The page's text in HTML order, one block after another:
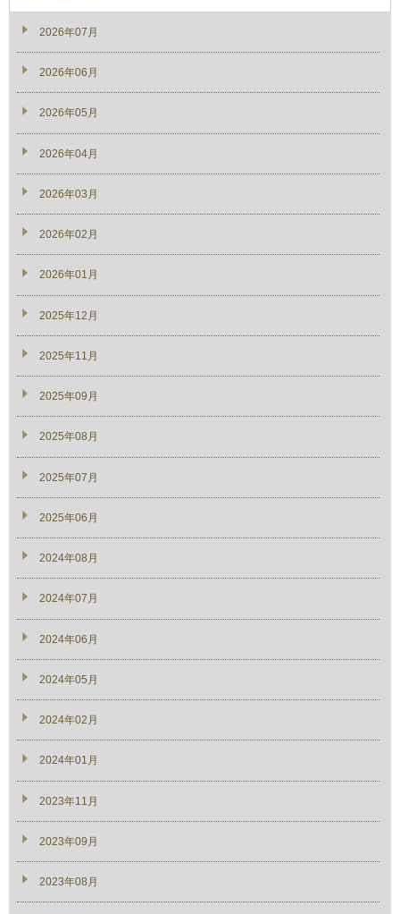
2026年07月
2026年06月
2026年05月
2026年04月
2026年03月
2026年02月
2026年01月
2025年12月
2025年11月
2025年09月
2025年08月
2025年07月
2025年06月
2024年08月
2024年07月
2024年06月
2024年05月
2024年02月
2024年01月
2023年11月
2023年09月
2023年08月